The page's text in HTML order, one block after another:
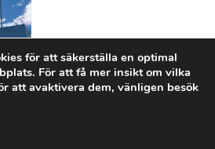
för att säkerställa en optimal
För att få mer insikt om vilka
att avaktivera dem, vänligen besök